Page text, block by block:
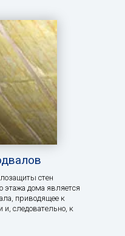
стен
этажа дома является
приводящее к
и, следовательно, к